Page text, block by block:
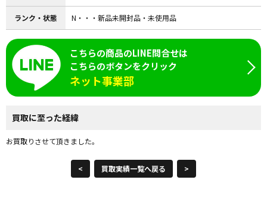
ランク・状態 N・・・新品未開封品・未使用品
こちらの商品のLINE問合せは
こちらのボタンをクリック
ネット事業部
買取に至った経緯
お買取りさせて頂きました。
< 買取実績一覧へ戻る >